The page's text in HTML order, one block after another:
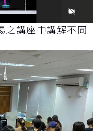
之講座中講解不同